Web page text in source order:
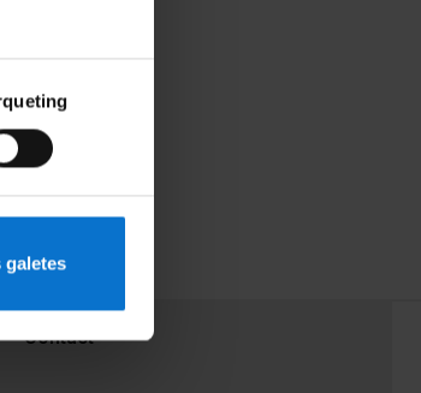
galetes
Contact